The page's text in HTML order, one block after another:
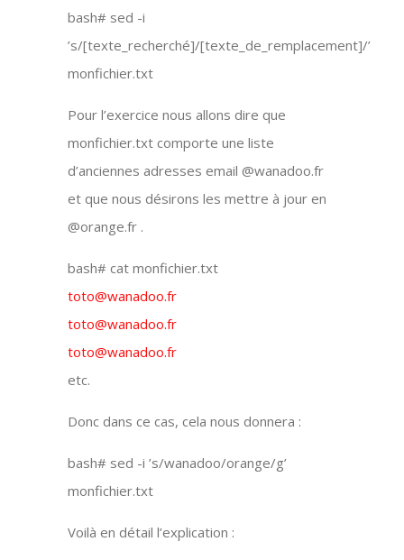
bash# sed -i
’s/[texte_recherché]/[texte_de_remplacement]/’
monfichier.txt
Pour l’exercice nous allons dire que
monfichier.txt comporte une liste
d’anciennes adresses email @wanadoo.fr
et que nous désirons les mettre à jour en
@orange.fr .
bash# cat monfichier.txt
toto@wanadoo.fr
toto@wanadoo.fr
toto@wanadoo.fr
etc.
Donc dans ce cas, cela nous donnera :
bash# sed -i ’s/wanadoo/orange/g’
monfichier.txt
Voilà en détail l’explication :